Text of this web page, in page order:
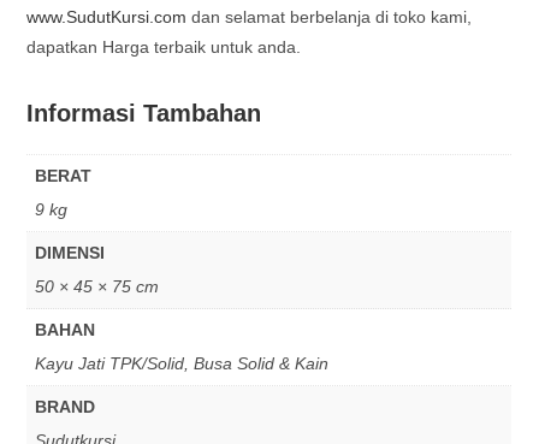
www.SudutKursi.com dan selamat berbelanja di toko kami,
dapatkan Harga terbaik untuk anda.
Informasi Tambahan
BERAT
9 kg
DIMENSI
50 × 45 × 75 cm
BAHAN
Kayu Jati TPK/Solid, Busa Solid & Kain
BRAND
Sudutkursi